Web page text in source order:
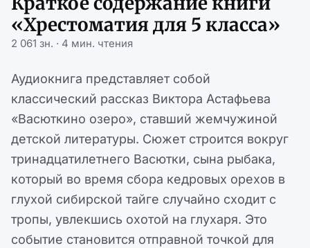
«Хрестоматия для 5 класса»
2 061 зн. · 4 мин. чтения
Аудиокнига представляет собой
классический рассказ Виктора Астафьева
«Васюткино озеро», ставший жемчужиной
детской литературы. Сюжет строится вокруг
тринадцатилетнего Васютки, сына рыбака,
который во время сбора кедровых орехов в
глухой сибирской тайге случайно сходит с
тропы, увлекшись охотой на глухаря. Это
событие становится отправной точкой для